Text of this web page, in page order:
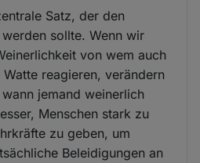
Satz, der den
sollte. Wenn wir
von wem auch
reagieren, verändern
jemand weinerlich
Menschen stark zu
zu geben, um
Beleidigungen an